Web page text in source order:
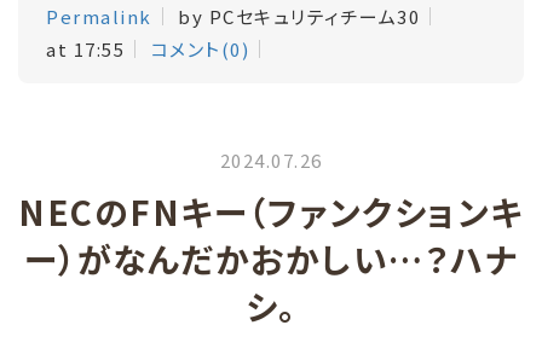
Permalink
by PCセキュリティチーム30
at 17:55
コメント(0)
2024.07.26
NECのFNキー（ファンクションキ
ー）がなんだかおかしい…？ハナ
シ。